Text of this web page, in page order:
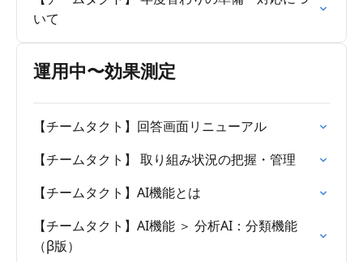
いて
運用中〜効果測定
【チームタクト】回答画面リニューアル
【チームタクト】 取り組み状況の把握・管理
【チームタクト】AI機能とは
【チームタクト】AI機能 ＞ 分析AI：分類機能
（β版）